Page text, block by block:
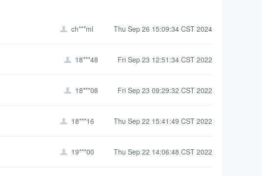
 ch***ml Thu Sep 26 15:09:34 CST 2024
 18***48 Fri Sep 23 12:51:34 CST 2022
 18***08 Fri Sep 23 09:29:32 CST 2022
 18***16 Thu Sep 22 15:41:49 CST 2022
 19***00 Thu Sep 22 14:06:48 CST 2022